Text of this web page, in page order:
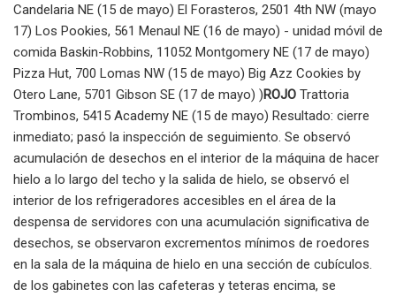
Candelaria NE (15 de mayo) El Forasteros, 2501 4th NW (mayo
17) Los Pookies, 561 Menaul NE (16 de mayo) - unidad móvil de
comida Baskin-Robbins, 11052 Montgomery NE (17 de mayo)
Pizza Hut, 700 Lomas NW (15 de mayo) Big Azz Cookies by
Otero Lane, 5701 Gibson SE (17 de mayo) )ROJO Trattoria
Trombinos, 5415 Academy NE (15 de mayo) Resultado: cierre
inmediato; pasó la inspección de seguimiento. Se observó
acumulación de desechos en el interior de la máquina de hacer
hielo a lo largo del techo y la salida de hielo, se observó el
interior de los refrigeradores accesibles en el área de la
despensa de servidores con una acumulación significativa de
desechos, se observaron excrementos mínimos de roedores
en la sala de la máquina de hielo en una sección de cubículos.
de los gabinetes con las cafeteras y teteras encima, se